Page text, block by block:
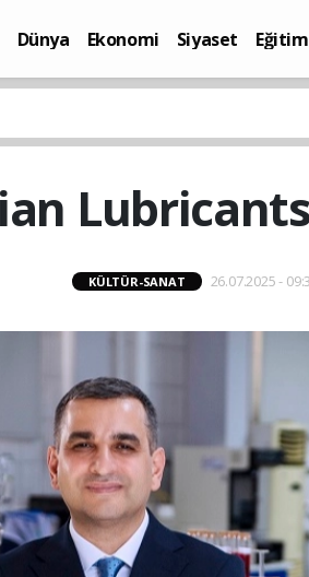
Dünya Ekonomi Siyaset Eğitim
KÜLTÜR-SANAT 26.07.2025 -